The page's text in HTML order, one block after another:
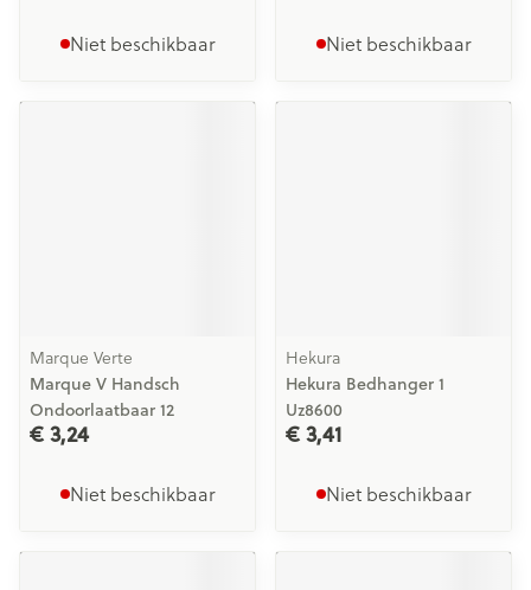
Niet beschikbaar Niet beschikbaar
Marque Verte
Marque V Handsch
Ondoorlaatbaar 12
€ 3,24
Niet beschikbaar
Hekura
Hekura Bedhanger 1
Uz8600
€ 3,41
Niet beschikbaar